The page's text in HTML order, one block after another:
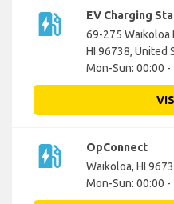
ev_station
EV Charging
69-275 Waikoloa
HI 96738, United
Mon-Sun: 00:00 -
ev_station
OpConnect
Waikoloa, HI
Mon-Sun: 00:00 -